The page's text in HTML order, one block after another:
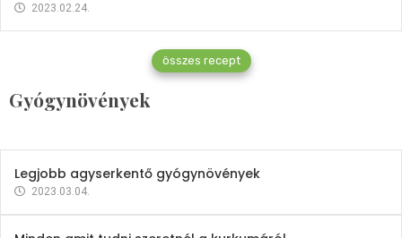
2023.02.24.
összes recept
Gyógynövények
Gyógynövények
Mindent a petrezselyemről
2023.12.21.
Legjobb agyserkentő gyógynövények
2023.03.04.